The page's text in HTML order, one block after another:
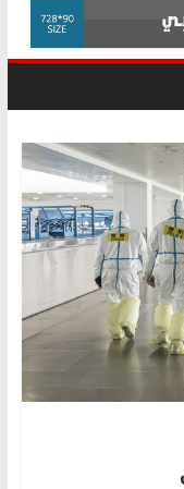
وانتهاء أعمال
الإنسان يعلن
زهران.. ويؤكد:
العادلة